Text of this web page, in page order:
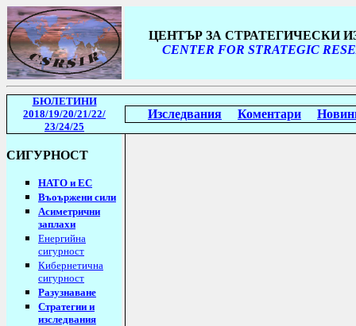
ЦЕНТЪР ЗА СТРАТЕГИЧЕСКИ
CENTER FOR STRATEGIC
БЮЛЕТИНИ
2018/19/20/21/22/
23/24/25
Изследвания Коментари
СИГУРНОСТ
НАТО и ЕС
Въоържени сили
Асиметрични
заплахи
Енергийна
сигурност
Кибернетична
сигурност
Разузнаване
Стратегии и
изследвания